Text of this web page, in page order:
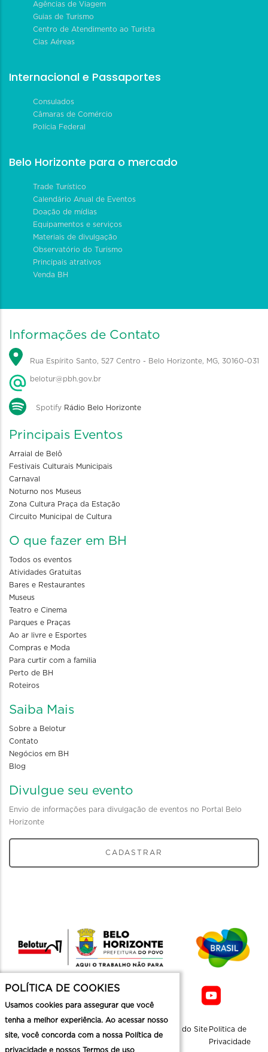
Agências de Viagem
Guias de Turismo
Centro de Atendimento ao Turista
Cias Aéreas
Internacional e Passaportes
Consulados
Câmaras de Comércio
Polícia Federal
Belo Horizonte para o mercado
Trade Turístico
Calendário Anual de Eventos
Doação de mídias
Equipamentos e serviços
Materiais de divulgação
Observatório do Turismo
Principais atrativos
Venda BH
Informações de Contato
Rua Espírito Santo, 527 Centro - Belo Horizonte, MG, 30160-031
belotur@pbh.gov.br
Spotify Rádio Belo Horizonte
Principais Eventos
Arraial de Belô
Festivais Culturais Municipais
Carnaval
Noturno nos Museus
Zona Cultura Praça da Estação
Circuito Municipal de Cultura
O que fazer em BH
Todos os eventos
Atividades Gratuitas
Bares e Restaurantes
Museus
Teatro e Cinema
Parques e Praças
Ao ar livre e Esportes
Compras e Moda
Para curtir com a familia
Perto de BH
Roteiros
Saiba Mais
Sobre a Belotur
Contato
Negócios em BH
Blog
Divulgue seu evento
Envio de informações para divulgação de eventos no Portal Belo
Horizonte
CADASTRAR
Mapa do Site Politica de
Privacidade
POLÍTICA DE COOKIES
Usamos cookies para assegurar que você
tenha a melhor experiência. Ao acessar nosso
site, você concorda com a nossa Política de
privacidade e nossos Termos de uso